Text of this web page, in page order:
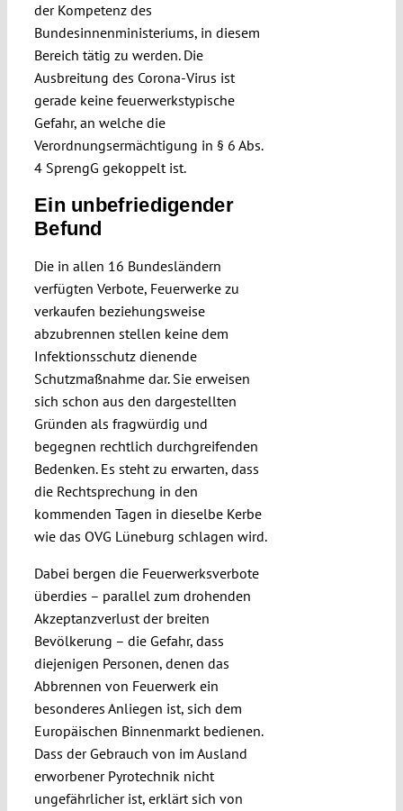
der Kompetenz des
Bundesinnenministeriums, in diesem
Bereich tätig zu werden. Die
Ausbreitung des Corona-Virus ist
gerade keine feuerwerkstypische
Gefahr, an welche die
Verordnungsermächtigung in § 6 Abs.
4 SprengG gekoppelt ist.
Ein unbefriedigender
Befund
Die in allen 16 Bundesländern
verfügten Verbote, Feuerwerke zu
verkaufen beziehungsweise
abzubrennen stellen keine dem
Infektionsschutz dienende
Schutzmaßnahme dar. Sie erweisen
sich schon aus den dargestellten
Gründen als fragwürdig und
begegnen rechtlich durchgreifenden
Bedenken. Es steht zu erwarten, dass
die Rechtsprechung in den
kommenden Tagen in dieselbe Kerbe
wie das OVG Lüneburg schlagen wird.
Dabei bergen die Feuerwerksverbote
überdies – parallel zum drohenden
Akzeptanzverlust der breiten
Bevölkerung – die Gefahr, dass
diejenigen Personen, denen das
Abbrennen von Feuerwerk ein
besonderes Anliegen ist, sich dem
Europäischen Binnenmarkt bedienen.
Dass der Gebrauch von im Ausland
erworbener Pyrotechnik nicht
ungefährlicher ist, erklärt sich von